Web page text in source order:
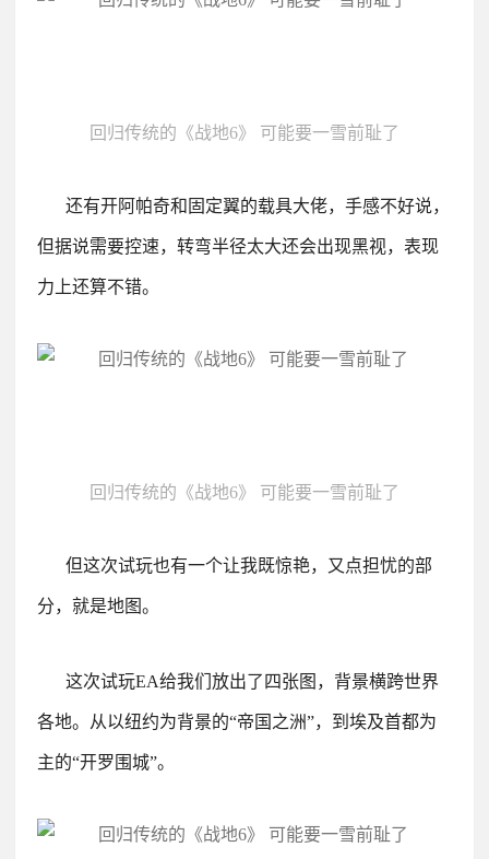
回归传统的《战地6》 可能要一雪前耻了
还有开阿帕奇和固定翼的载具大佬，手感不好说，
但据说需要控速，转弯半径太大还会出现黑视，表现
力上还算不错。
回归传统的《战地6》 可能要一雪前耻了
但这次试玩也有一个让我既惊艳，又点担忧的部
分，就是地图。
这次试玩EA给我们放出了四张图，背景横跨世界
各地。从以纽约为背景的“帝国之洲”，到埃及首都为
主的“开罗围城”。